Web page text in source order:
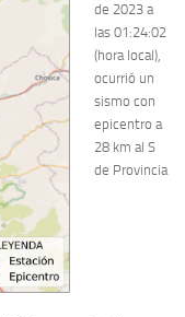
de 2023 a
las 01:24:02
(hora local),
ocurrió un
sismo con
epicentro a
28 km al S
de Provincia